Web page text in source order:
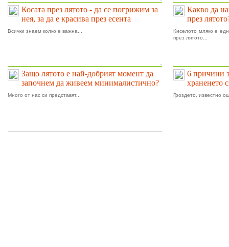
Косата през лятото - да се погрижим за
нея, за да е красива през есента
Всички знаем колко е важна...
Какво да
през
Киселото мляко е
през лятото...
Защо лятото е най-добрият момент да
започнем да живеем минималистично?
Много от нас си представят...
6 причини
храненето
Гроздето, известно